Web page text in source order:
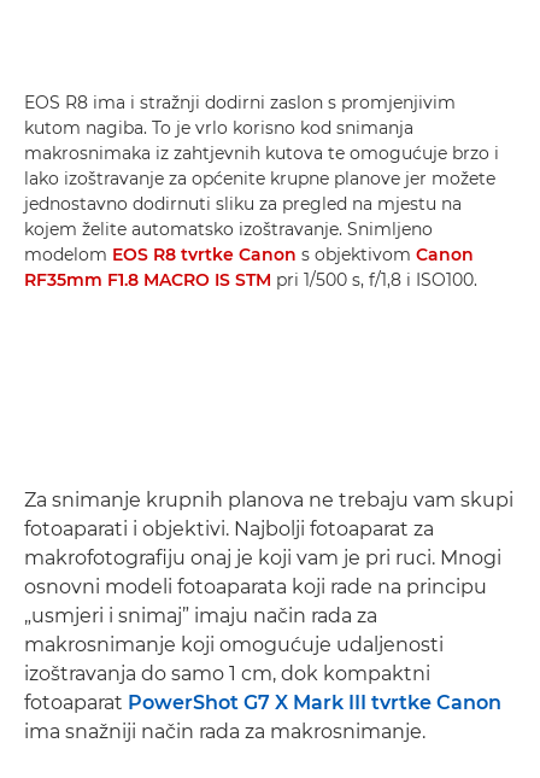
EOS R8 ima i stražnji dodirni zaslon s promjenjivim
kutom nagiba. To je vrlo korisno kod snimanja
makrosnimaka iz zahtjevnih kutova te omogućuje brzo i
lako izoštravanje za općenite krupne planove jer možete
jednostavno dodirnuti sliku za pregled na mjestu na
kojem želite automatsko izoštravanje. Snimljeno
modelom EOS R8 tvrtke Canon s objektivom Canon
RF35mm F1.8 MACRO IS STM pri 1/500 s, f/1,8 i ISO100.
Za snimanje krupnih planova ne trebaju vam skupi
fotoaparati i objektivi. Najbolji fotoaparat za
makrofotografiju onaj je koji vam je pri ruci. Mnogi
osnovni modeli fotoaparata koji rade na principu
„usmjeri i snimaj” imaju način rada za
makrosnimanje koji omogućuje udaljenosti
izoštravanja do samo 1 cm, dok kompaktni
fotoaparat PowerShot G7 X Mark III tvrtke Canon
ima snažniji način rada za makrosnimanje.